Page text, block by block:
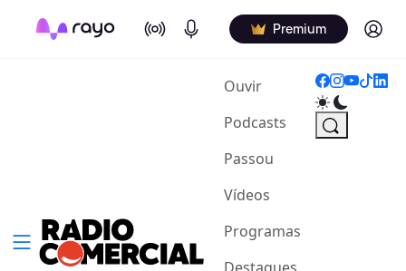
On Air Podcasts Premium Log in
Ouvir(current)
Podcasts
Passou
Vídeos
Programas